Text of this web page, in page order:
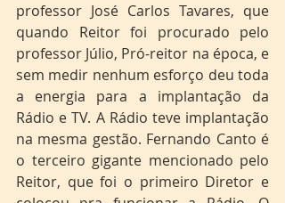
professor José Carlos Tavares, que
quando Reitor foi procurado pelo
professor Júlio, Pró-reitor na época, e
sem medir nenhum esforço deu toda
a energia para a implantação da
Rádio e TV. A Rádio teve implantação
na mesma gestão. Fernando Canto é
o terceiro gigante mencionado pelo
Reitor, que foi o primeiro Diretor e